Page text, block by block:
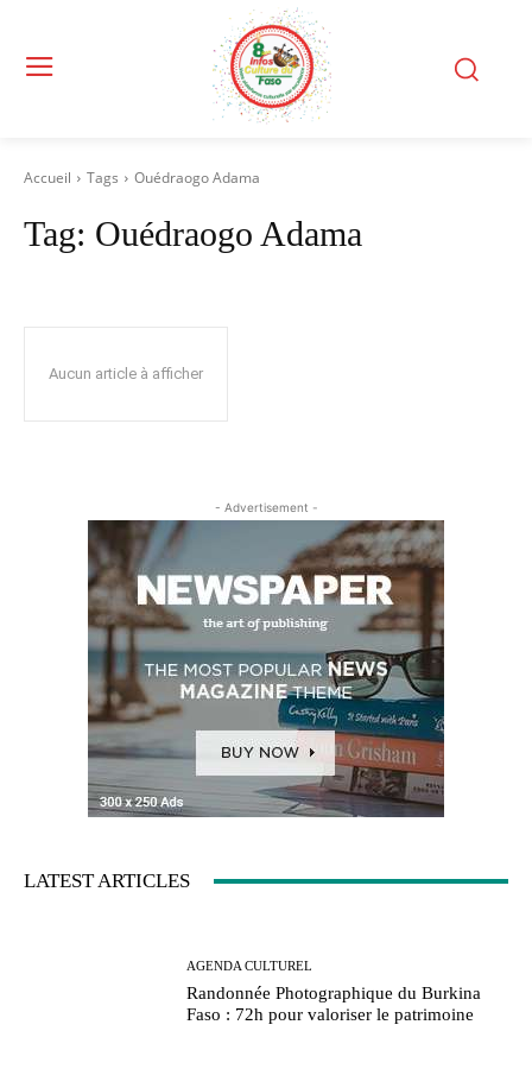
Accueil Tags Ouédraogo Adama
Tag: Ouédraogo Adama
Aucun article à afficher
- Advertisement -
LATEST ARTICLES
AGENDA CULTUREL
Randonnée Photographique du Burkina
Faso : 72h pour valoriser le patrimoine